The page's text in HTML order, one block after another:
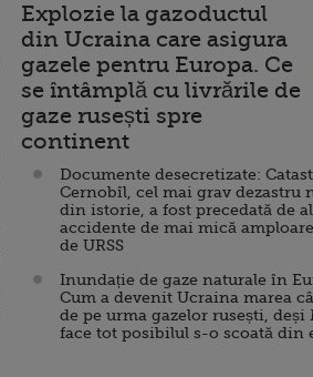
Explozie la gazoductul
din Ucraina care asigura
gazele pentru Europa. Ce
se întâmplă cu livrările de
gaze rusești spre
continent
Documente desecretizate:
Cernobîl, cel mai grav dezastru
din istorie, a fost precedată de
accidente de mai mică
de URSS
Inundație de gaze naturale în
Cum a devenit Ucraina marea
de pe urma gazelor rusești, deși
face tot posibilul s-o scoată din